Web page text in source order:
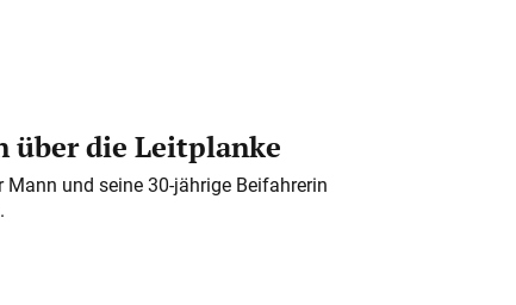
über die Leitplanke
und seine 30-jährige Beifahrerin